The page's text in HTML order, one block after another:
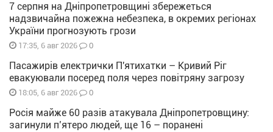
7 серпня на Дніпропетровщині збережеться
надзвичайна пожежна небезпека, в окремих регіонах
України прогнозують грози
17:35, 6 авг 2026 0
Пасажирів електрички П'ятихатки – Кривий Ріг
евакуювали посеред поля через повітряну загрозу
18:05, 6 авг 2026 0
Росія майже 60 разів атакувала Дніпропетровщину:
загинули п’ятеро людей, ще 16 – поранені